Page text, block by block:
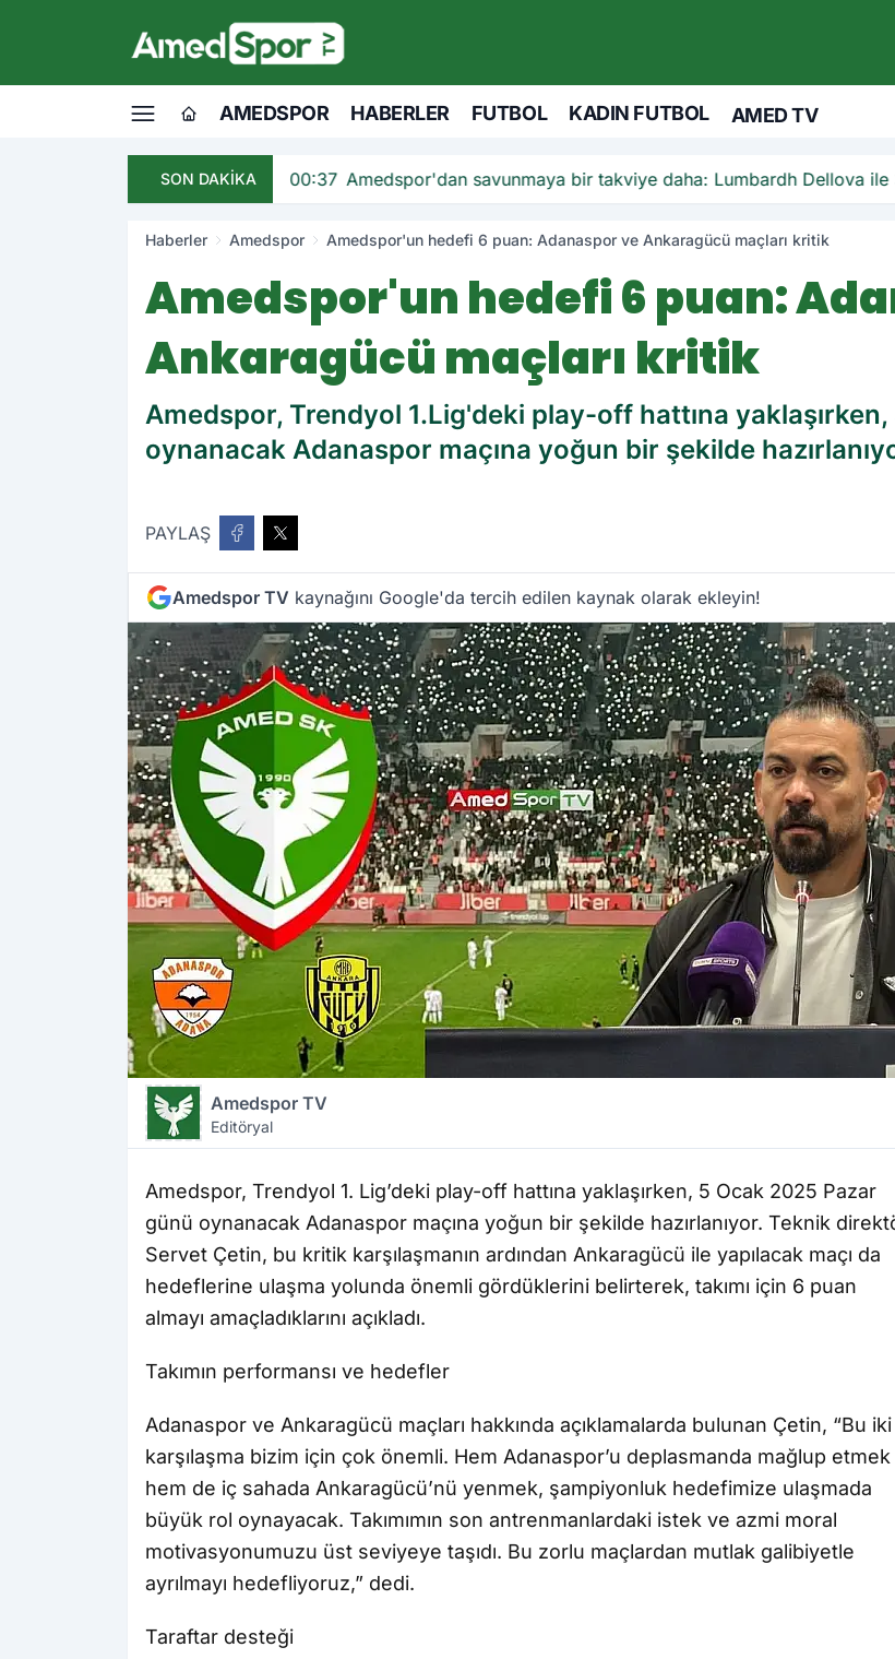
AMEDSPOR HABERLER FUTBOL KADIN FUTBOL AMED TV
SON DAKİKA 00:37 Amedspor'dan savunmaya bir takviye daha: Lumbardh Dellova ile
Haberler Amedspor Amedspor'un hedefi 6 puan: Adanaspor ve Ankaragücü maçları kritik
Amedspor'un hedefi 6 puan:
Ankaragücü maçları kritik
Amedspor, Trendyol 1.Lig'deki play-off hattına
oynanacak Adanaspor maçına yoğun bir şekilde
PAYLAŞ
Amedspor TV kaynağını Google'da tercih edilen kaynak olarak ekleyin!
Amedspor TV
Editöryal
Amedspor, Trendyol 1. Lig’deki play-off hattına yaklaşırken, 5 Ocak 2025 Pazar
günü oynanacak Adanaspor maçına yoğun bir şekilde hazırlanıyor. Teknik
Servet Çetin, bu kritik karşılaşmanın ardından Ankaragücü ile yapılacak maçı da
hedeflerine ulaşma yolunda önemli gördüklerini belirterek, takımı için 6 puan
almayı amaçladıklarını açıkladı.
Takımın performansı ve hedefler
Adanaspor ve Ankaragücü maçları hakkında açıklamalarda bulunan Çetin, “Bu iki
karşılaşma bizim için çok önemli. Hem Adanaspor’u deplasmanda mağlup etmek
hem de iç sahada Ankaragücü’nü yenmek, şampiyonluk hedefimize ulaşmada
büyük rol oynayacak. Takımımın son antrenmanlardaki istek ve azmi moral
motivasyonumuzu üst seviyeye taşıdı. Bu zorlu maçlardan mutlak galibiyetle
ayrılmayı hedefliyoruz,” dedi.
Taraftar desteği